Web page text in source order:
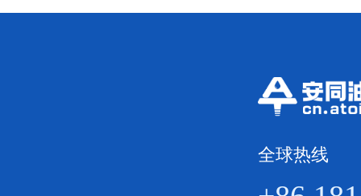
2024-2025年泵维修项目集中资格招标（补充）招标公告
泥浆泵配件（年度框架）采购招标公告
井下集团连油事业部单流阀等井下工具框架采购
通奥检测-西南区域（成都、重庆）空呼、气瓶等框架检
任204作业项目-泥浆不落地技术服务采购招标公告
第六采气厂2024年产建地面配套工程井场标准化专业工
抚顺石化公司石油二厂净水车间A/O生化系统生物增效
全球热线